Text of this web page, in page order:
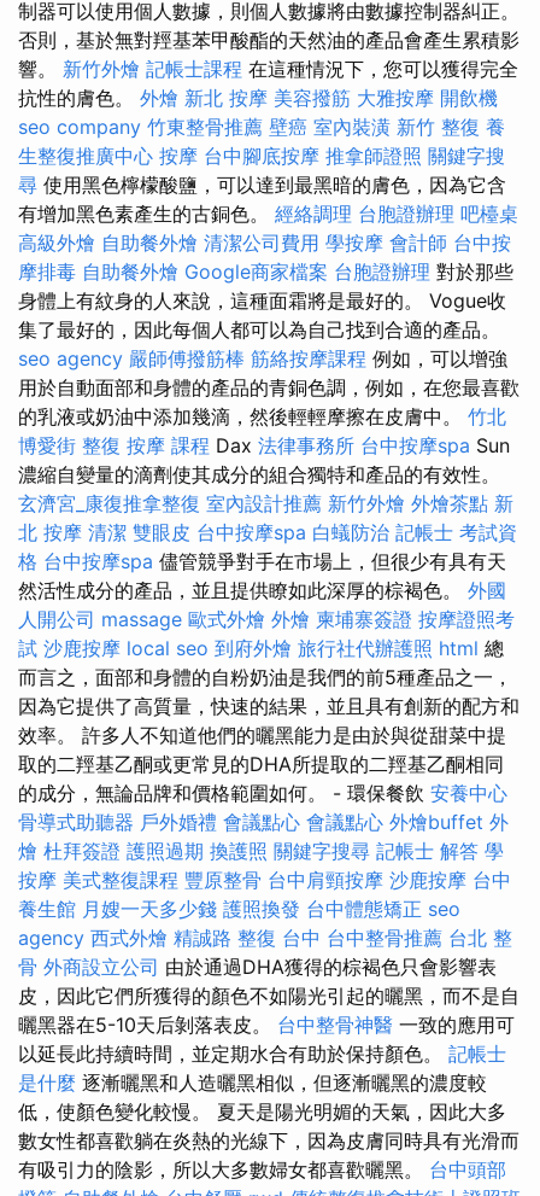
制器可以使用個人數據，則個人數據將由數據控制器糾正。
否則，基於無對羥基苯甲酸酯的天然油的產品會產生累積影
響。 新竹外燴 記帳士課程 在這種情況下，您可以獲得完全
抗性的膚色。 外燴 新北 按摩 美容撥筋 大雅按摩 開飲機
seo company 竹東整骨推薦 壁癌 室內裝潢 新竹 整復 養
生整復推廣中心 按摩 台中腳底按摩 推拿師證照 關鍵字搜
尋 使用黑色檸檬酸鹽，可以達到最黑暗的膚色，因為它含
有增加黑色素產生的古銅色。 經絡調理 台胞證辦理 吧檯桌
高級外燴 自助餐外燴 清潔公司費用 學按摩 會計師 台中按
摩排毒 自助餐外燴 Google商家檔案 台胞證辦理 對於那些
身體上有紋身的人來說，這種面霜將是最好的。 Vogue收
集了最好的，因此每個人都可以為自己找到合適的產品。
seo agency 嚴師傅撥筋棒 筋絡按摩課程 例如，可以增強
用於自動面部和身體的產品的青銅色調，例如，在您最喜歡
的乳液或奶油中添加幾滴，然後輕輕摩擦在皮膚中。 竹北
博愛街 整復 按摩 課程 Dax 法律事務所 台中按摩spa Sun
濃縮自變量的滴劑使其成分的組合獨特和產品的有效性。
玄濟宮_康復推拿整復 室內設計推薦 新竹外燴 外燴茶點 新
北 按摩 清潔 雙眼皮 台中按摩spa 白蟻防治 記帳士 考試資
格 台中按摩spa 儘管競爭對手在市場上，但很少有具有天
然活性成分的產品，並且提供瞭如此深厚的棕褐色。 外國
人開公司 massage 歐式外燴 外燴 柬埔寨簽證 按摩證照考
試 沙鹿按摩 local seo 到府外燴 旅行社代辦護照 html 總
而言之，面部和身體的自粉奶油是我們的前5種產品之一，
因為它提供了高質量，快速的結果，並且具有創新的配方和
效率。 許多人不知道他們的曬黑能力是由於與從甜菜中提
取的二羥基乙酮或更常見的DHA所提取的二羥基乙酮相同
的成分，無論品牌和價格範圍如何。 - 環保餐飲 安養中心
骨導式助聽器 戶外婚禮 會議點心 會議點心 外燴buffet 外
燴 杜拜簽證 護照過期 換護照 關鍵字搜尋 記帳士 解答 學
按摩 美式整復課程 豐原整骨 台中肩頸按摩 沙鹿按摩 台中
養生館 月嫂一天多少錢 護照換發 台中體態矯正 seo
agency 西式外燴 精誠路 整復 台中 台中整骨推薦 台北 整
骨 外商設立公司 由於通過DHA獲得的棕褐色只會影響表
皮，因此它們所獲得的顏色不如陽光引起的曬黑，而不是自
曬黑器在5-10天后剝落表皮。 台中整骨神醫 一致的應用可
以延長此持續時間，並定期水合有助於保持顏色。 記帳士
是什麼 逐漸曬黑和人造曬黑相似，但逐漸曬黑的濃度較
低，使顏色變化較慢。 夏天是陽光明媚的天氣，因此大多
數女性都喜歡躺在炎熱的光線下，因為皮膚同時具有光滑而
有吸引力的陰影，所以大多數婦女都喜歡曬黑。 台中頭部